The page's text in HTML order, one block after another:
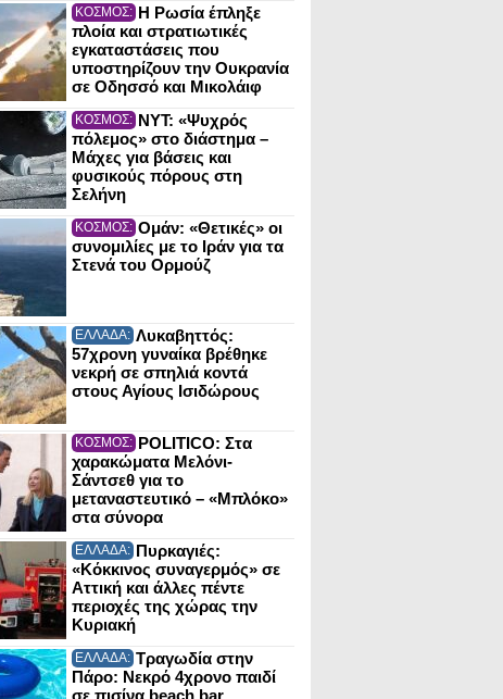
ΚΟΣΜΟΣ: Η Ρωσία έπληξε
πλοία και στρατιωτικές
εγκαταστάσεις που
υποστηρίζουν την Ουκρανία
σε Οδησσό και Μικολάιφ
ΚΟΣΜΟΣ: NYT: «Ψυχρός
πόλεμος» στο διάστημα –
Μάχες για βάσεις και
φυσικούς πόρους στη
Σελήνη
ΚΟΣΜΟΣ: Ομάν: «Θετικές» οι
συνομιλίες με το Ιράν για τα
Στενά του Ορμούζ
ΕΛΛΑΔΑ: Λυκαβηττός:
57χρονη γυναίκα βρέθηκε
νεκρή σε σπηλιά κοντά
στους Αγίους Ισιδώρους
ΚΟΣΜΟΣ: POLITICO: Στα
χαρακώματα Μελόνι-
Σάντσεθ για το
μεταναστευτικό – «Μπλόκο»
στα σύνορα
ΕΛΛΑΔΑ: Πυρκαγιές:
«Κόκκινος συναγερμός» σε
Αττική και άλλες πέντε
περιοχές της χώρας την
Κυριακή
ΕΛΛΑΔΑ: Τραγωδία στην
Πάρο: Νεκρό 4χρονο παιδί
σε πισίνα beach bar